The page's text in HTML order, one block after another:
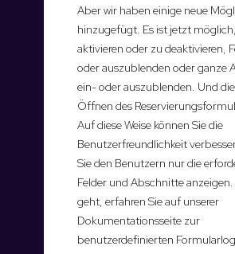
Aber wir haben einige neue
hinzugefügt. Es ist jetzt
aktivieren oder zu deaktivieren,
oder auszublenden oder ganze
ein- oder auszublenden. Und
Öffnen des
Auf diese Weise können Sie die
Benutzerfreundlichkeit
Sie den Benutzern nur die
Felder und Abschnitte anzeigen.
geht, erfahren Sie auf unserer
Dokumentationsseite zur
benutzerdefinierten